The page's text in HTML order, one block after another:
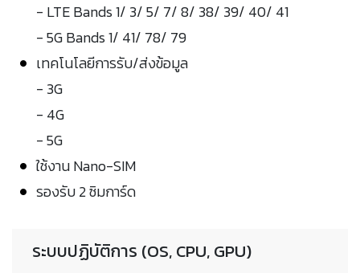
- LTE Bands 1/ 3/ 5/ 7/ 8/ 38/ 39/ 40/ 41
- 5G Bands 1/ 41/ 78/ 79
เทคโนโลยีการรับ/ส่งข้อมูล
- 3G
- 4G
- 5G
ใช้งาน Nano-SIM
รองรับ 2 ซิมการ์ด
ระบบปฏิบัติการ (OS, CPU, GPU)